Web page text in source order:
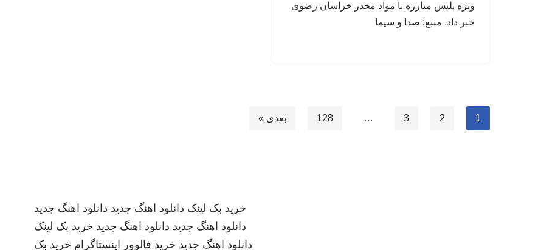
ویژه پلیس مبارزه با مواد مخدر خراسان رضوی
خبر داد. منبع: صدا و سیما
1
2
3
…
128 بعدی »
خرید بک لینک دانلود اهنگ جدید دانلود اهنگ جدید
دانلود اهنگ جدید دانلود اهنگ جدید خرید بک لینک
دانلود اهنگ جدید خرید فالوور اینستاگرام خرید بک